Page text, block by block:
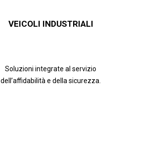
VEICOLI INDUSTRIALI
Soluzioni integrate al servizio
dell’affidabilità e della sicurezza.